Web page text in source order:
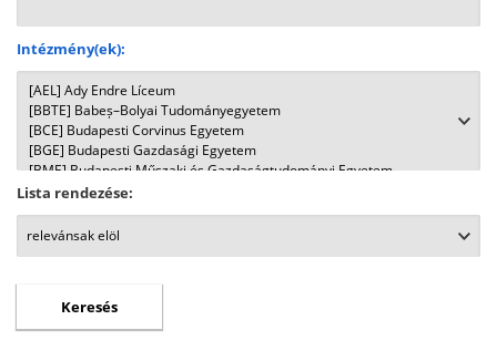
Intézmény(ek):
Lista rendezése: